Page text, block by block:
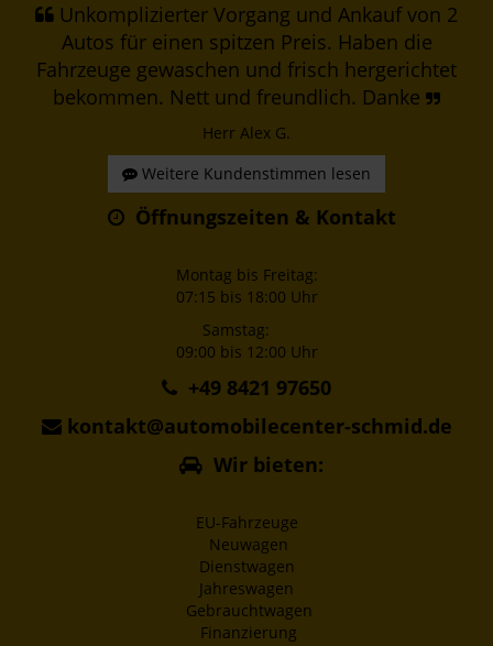
Unkomplizierter Vorgang und Ankauf von 2
Autos für einen spitzen Preis. Haben die
Fahrzeuge gewaschen und frisch hergerichtet
bekommen. Nett und freundlich. Danke
Herr Alex G.
Weitere Kundenstimmen lesen
Öffnungszeiten & Kontakt
Montag bis Freitag:
07:15 bis 18:00 Uhr
Samstag:
09:00 bis 12:00 Uhr
+49 8421 97650
kontakt@automobilecenter-schmid.de
Wir bieten:
EU-Fahrzeuge
Neuwagen
Dienstwagen
Jahreswagen
Gebrauchtwagen
Finanzierung